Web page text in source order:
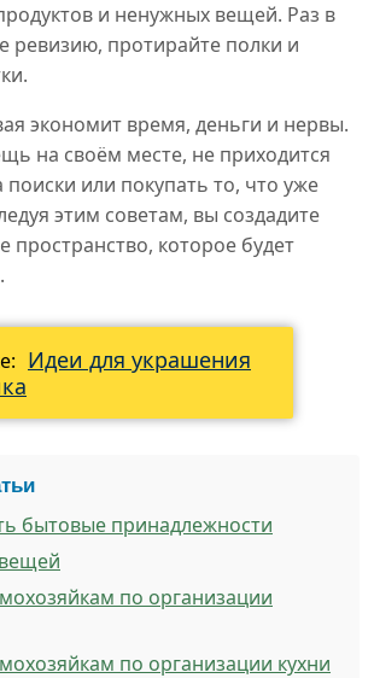
и ненужных вещей. Раз в
ревизию, протирайте полки и
экономит время, деньги и нервы.
на своём месте, не приходится
поиски или покупать то, что уже
этим советам, вы создадите
пространство, которое будет
Идеи для украшения
бытовые принадлежности
по организации
по организации кухни